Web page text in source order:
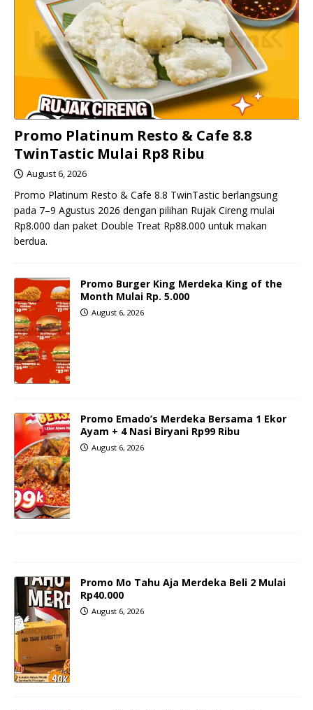
Promo Platinum Resto & Cafe 8.8
TwinTastic Mulai Rp8 Ribu
August 6, 2026
Promo Platinum Resto & Cafe 8.8 TwinTastic berlangsung
pada 7–9 Agustus 2026 dengan pilihan Rujak Cireng mulai
Rp8.000 dan paket Double Treat Rp88.000 untuk makan
berdua.
Promo Burger King Merdeka King of the
Month Mulai Rp. 5.000
August 6, 2026
Promo Emado’s Merdeka Bersama 1 Ekor
Ayam + 4 Nasi Biryani Rp99 Ribu
August 6, 2026
Promo Mo Tahu Aja Merdeka Beli 2 Mulai
Rp40.000
August 6, 2026